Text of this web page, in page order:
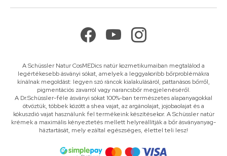
A Schüssler Natur CosMEDics natúr kozmetikumaiban megtalálod a
legértékesebb ásványi sókat, amelyek a leggyakoribb bőrproblémákra
kínálnak megoldást: legyen szó ráncok kialakulásáról, pattanásos bőrről,
pigmentációs zavarról vagy narancsbőr megjelenéséről.
A Dr.Schüssler-féle ásványi sókat 100%-ban természetes alapanyagokkal
ötvöztük, többek között a shea vajat, az argánolajat, jojobaolajat és a
kókuszdió vajat használunk fel termékeink készítésekor. A Schüssler natúr
krémek a maximális kényeztetés mellett helyreállítják a bőr ásványanyag-
háztartását, mely ezáltal egészséges, élettel teli lesz!